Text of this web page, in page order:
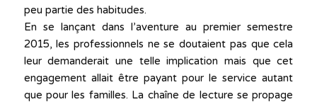
peu partie des habitudes.
En se lançant dans l’aventure au premier semestre
2015, les professionnels ne se doutaient pas que cela
leur demanderait une telle implication mais que cet
engagement allait être payant pour le service autant
que pour les familles. La chaîne de lecture se propage